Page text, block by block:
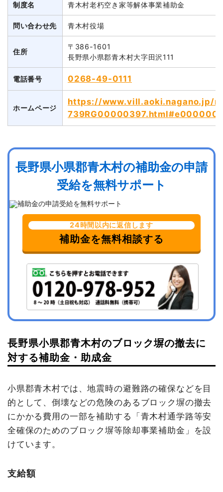
制度名 青木村老朽空き家等解体事業補助金
問い合わせ先 青木村役場
住所
〒386-1601
長野県小県郡青木村大字田沢111
電話番号 0268-49-0111
ホームページ
https://www.vill.aoki.nagano.jp/
長野県小県郡青木村の補助金の申請
受給を無料サポート
24時間以内に返信します
補助金を無料相談する
長野県小県郡青木村のブロック塀の撤去に
対する補助金・助成金
小県郡青木村では、地震時の避難路の確保などを目
的として、倒壊などの危険のあるブロック塀の撤去
にかかる費用の一部を補助する「青木村通学路等安
全確保のためのブロック塀等除却事業補助金」を設
けています。
支給額